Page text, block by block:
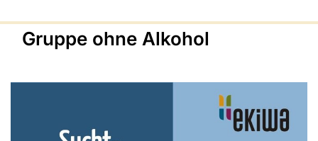
Gruppe ohne Alkohol